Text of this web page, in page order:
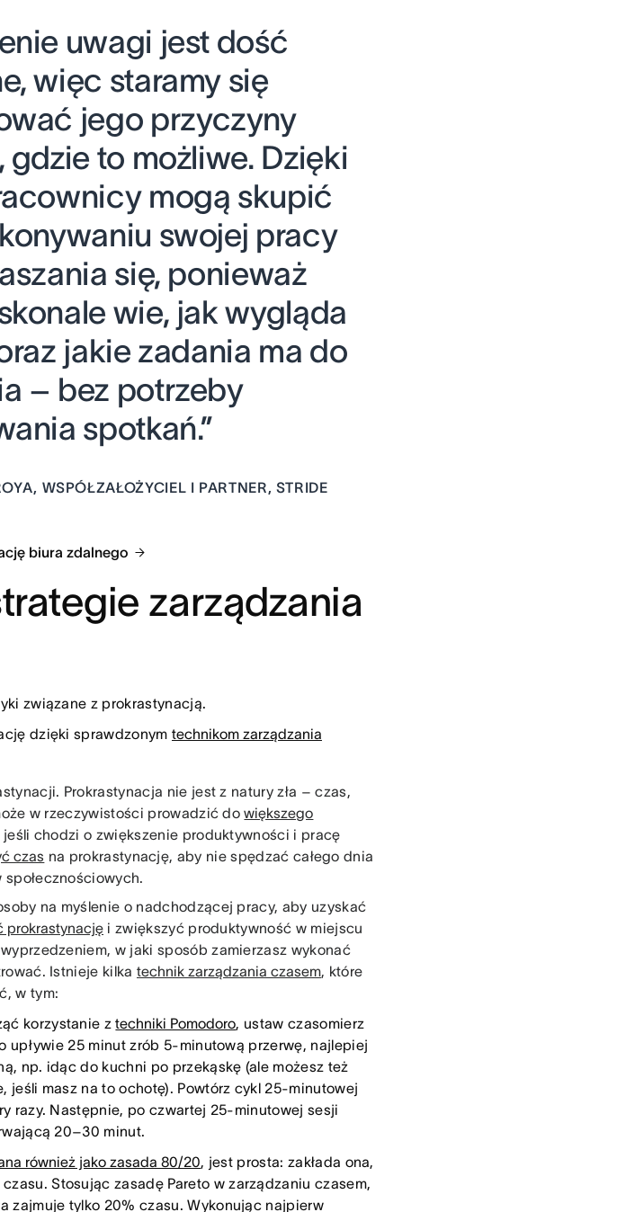
uwagi jest dość
więc staramy się
jego przyczyny
gdzie to możliwe. Dzięki
mogą skupić
swojej pracy
się, ponieważ
wie, jak wygląda
jakie zadania ma do
– bez potrzeby
spotkań.”
WSPÓŁZAŁOŻYCIEL I PARTNER, STRIDE
biura zdalnego
zarządzania
związane z prokrastynacją.
dzięki sprawdzonym technikom zarządzania
Prokrastynacja nie jest z natury zła – czas,
w rzeczywistości prowadzić dowiększego
jeśli chodzi o zwiększenie produktywności i pracę
czas na prokrastynację, aby nie spędzać całego dnia
na myślenie o nadchodzącej pracy, aby uzyskać
prokrastynację i zwiększyć produktywność w miejscu
w jaki sposób zamierzasz wykonać
Istnieje kilka technik zarządzania czasem, które
w tym:
korzystanie ztechniki Pomodoro, ustaw czasomierz
upływie 25 minut zrób 5-minutową przerwę, najlepiej
np. idąc do kuchni po przekąskę (ale możesz też
jeśli masz na to ochotę). Powtórz cykl 25-minutowej
razy. Następnie, po czwartej 25-minutowej sesji
20–30 minut.
również jako zasada 80/20, jest prosta: zakłada ona,
Stosując zasadę Pareto w zarządzaniu czasem,
zajmuje tylko 20% czasu. Wykonując najpierw